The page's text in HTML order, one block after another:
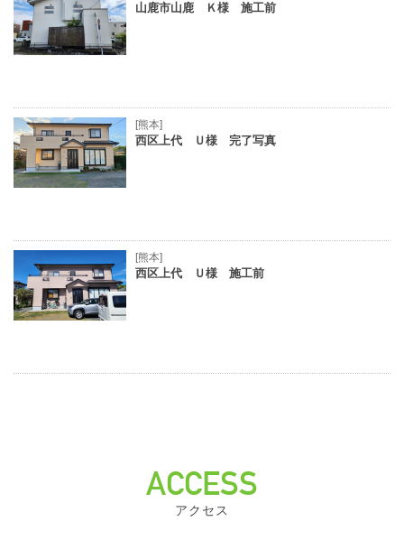
山鹿市山鹿 Ｋ様 施工前
[熊本]
西区上代 Ｕ様 完了写真
[熊本]
西区上代 Ｕ様 施工前
ACCESS
アクセス